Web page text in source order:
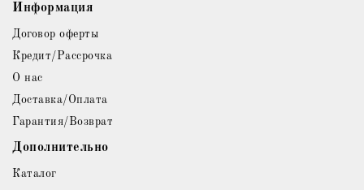
Информация
Договор оферты
Кредит/Рассрочка
О нас
Доставка/Оплата
Гарантия/Возврат
Дополнительно
Каталог